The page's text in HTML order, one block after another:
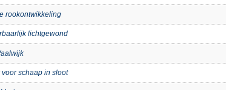
rookontwikkeling
lichtgewond
schaap in sloot